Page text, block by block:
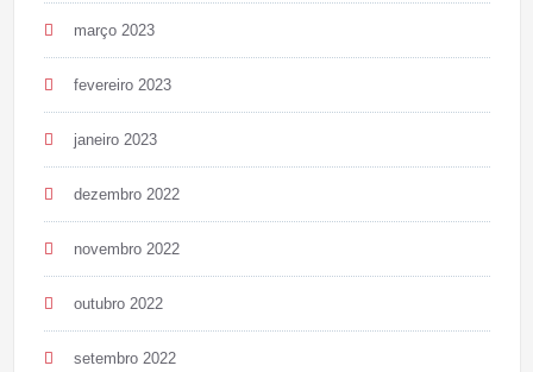
março 2023
fevereiro 2023
janeiro 2023
dezembro 2022
novembro 2022
outubro 2022
setembro 2022